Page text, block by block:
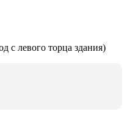
с левого торца здания)